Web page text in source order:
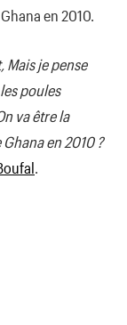
en 2010.
Mais je pense
poules
va être la
en 2010 ?